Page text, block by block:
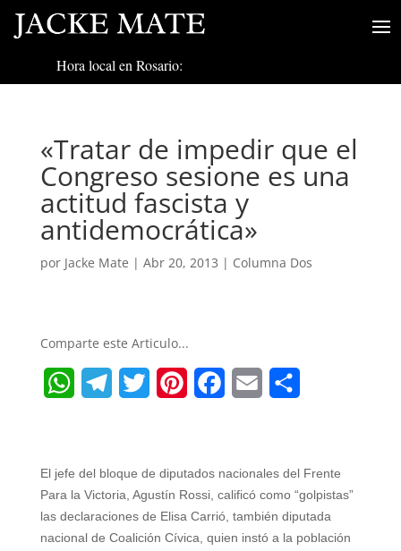
Hora local en Rosario:
«Tratar de impedir que el
Congreso sesione es una
actitud fascista y
antidemocrática»
por Jacke Mate | Abr 20, 2013 | Columna Dos
Comparte este Articulo...
W
t
s
A
e
g
r
t
t
e
t
e
r
e
b
o
i
l
r
e
El jefe del bloque de diputados nacionales del Frente
Para la Victoria, Agustín Rossi, calificó como “golpistas”
las declaraciones de Elisa Carrió, también diputada
nacional de Coalición Cívica, quien instó a la población